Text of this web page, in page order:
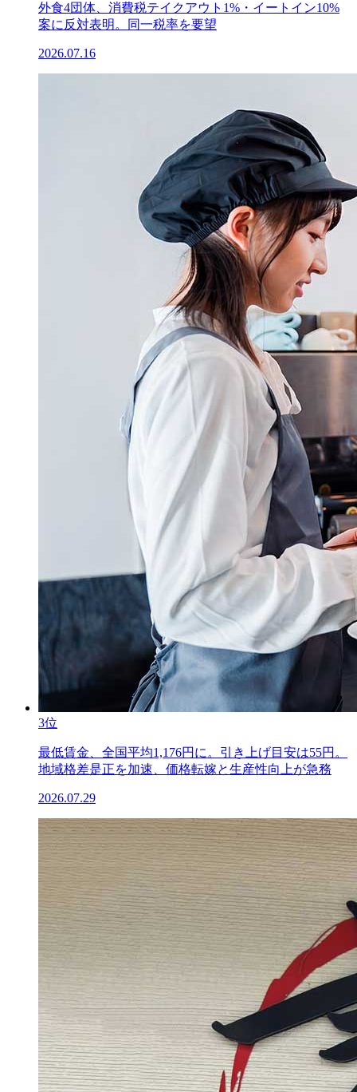
外食4団体、消費税テイクアウト1%・イートイン10%
案に反対表明。同一税率を要望
2026.07.16
3位
最低賃金、全国平均1,176円に。引き上げ目安は55円。
地域格差是正を加速、価格転嫁と生産性向上が急務
2026.07.29